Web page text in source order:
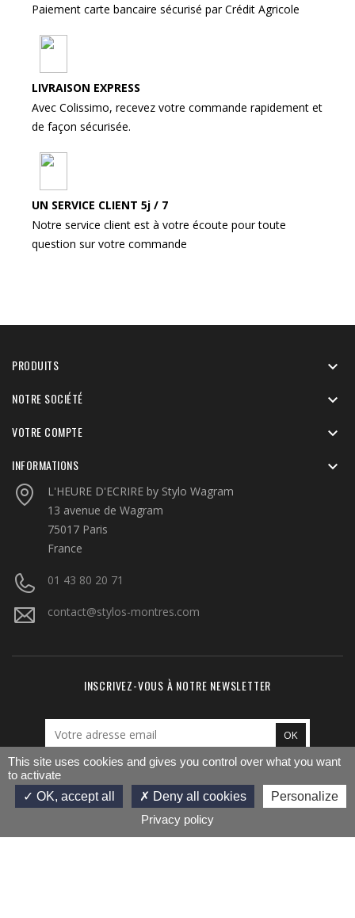
AJOUTER AU PANIER
Paiement carte bancaire sécurisé par Crédit Agricole
LIVRAISON EXPRESS
Avec Colissimo, recevez votre commande rapidement et
de façon sécurisée.
UN SERVICE CLIENT 5j / 7
Notre service client est à votre écoute pour toute
question sur votre commande
PRODUITS 
NOTRE SOCIÉTÉ 
VOTRE COMPTE 
INFORMATIONS 
L'HEURE D'ECRIRE by Stylo Wagram
13 avenue de Wagram
75017 Paris
France
01 43 80 20 71
contact@stylos-montres.com
INSCRIVEZ-VOUS À NOTRE NEWSLETTER
NOUS SUIVRE FacebookTwitterPinterestInstagramLinkedIn
This site uses cookies and gives you control over what you want
to activate
OK, accept all
Deny all cookies
Personalize
Privacy policy